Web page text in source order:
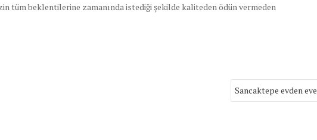
tüm beklentilerine zamanında istediği şekilde kaliteden ödün vermeden
Sancaktepe evden eve